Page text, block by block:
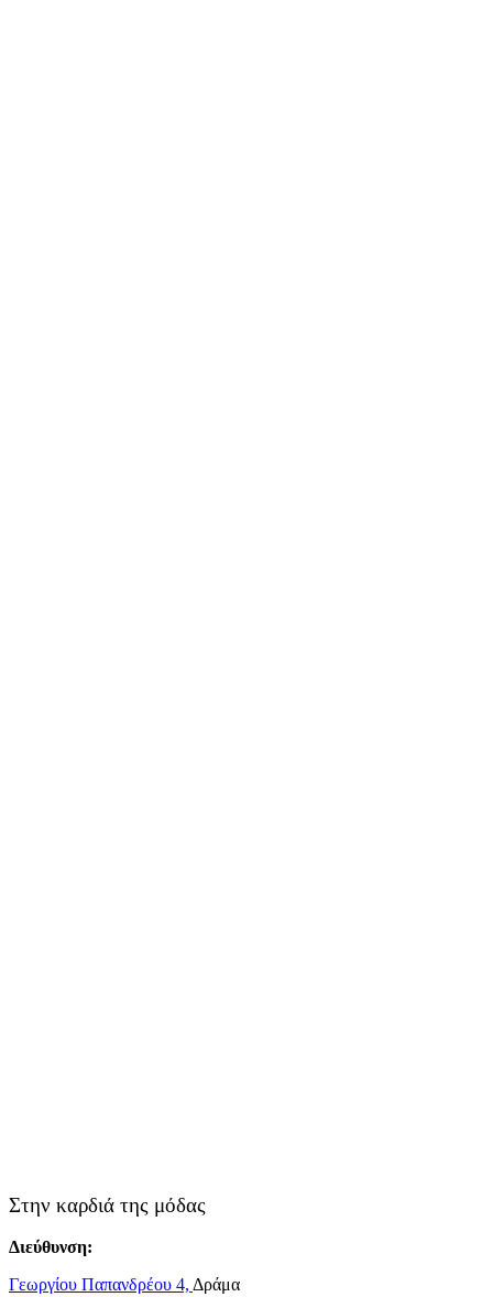
Στην καρδιά της μόδας
Διεύθυνση:
Γεωργίου Παπανδρέου 4, Δράμα